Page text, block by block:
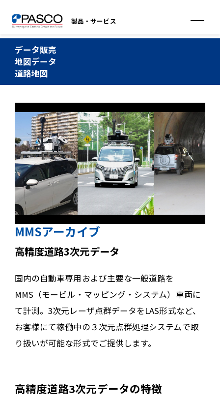
製品・サービス
データ販売
地図データ
道路地図
MMSアーカイブ
高精度道路3次元データ
国内の自動車専用および主要な一般道路を
MMS（モービル・マッピング・システム）車両に
て計測。3次元レーザ点群データをLAS形式など、
お客様にて稼働中の３次元点群処理システムで取
り扱いが可能な形式でご提供します。
高精度道路3次元データの特徴